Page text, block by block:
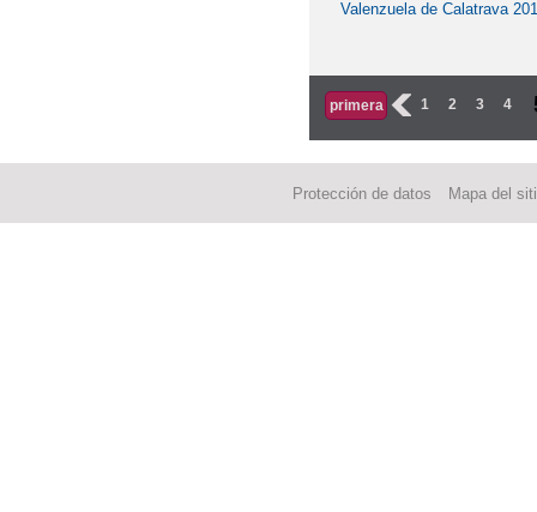
Valenzuela de Calatrava
primera ‹ 1 2 3 4
Protección de datos Mapa del